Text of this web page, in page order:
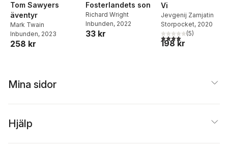
Tom Sawyers
äventyr
Mark Twain
Inbunden, 2023
258 kr
Fosterlandets son
Richard Wright
Inbunden, 2022
33 kr
Vi
Jevgenij Zamjatin
Storpocket, 2020
4,0utav 5 stjärnor.
(5)
198 kr
Mina sidor
Hjälp